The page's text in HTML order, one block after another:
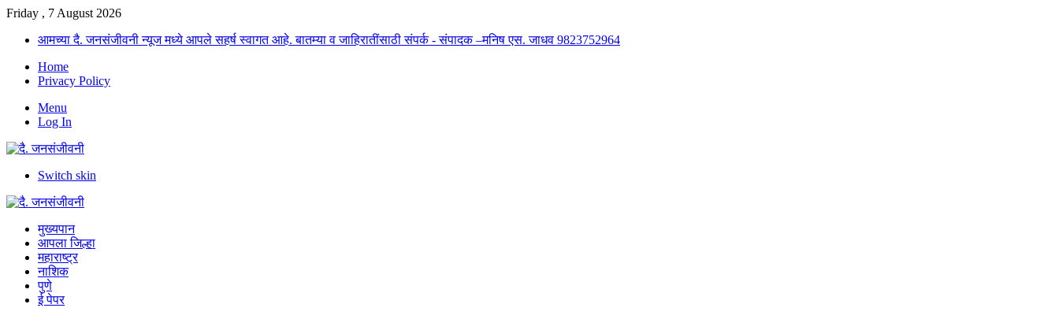
Friday , 7 August 2026
आमच्या दै. जनसंजीवनी न्यूज मध्ये आपले सहर्ष स्वागत आहे. बातम्या व जाहिरातींसाठी संपर्क - संपादक –मनिष एस. जाधव 9823752964
Home
Privacy Policy
Menu
Log In
Switch skin
मुख्यपान
आपला जिल्हा
महाराष्ट्र
नाशिक
पुणे
ई पेपर